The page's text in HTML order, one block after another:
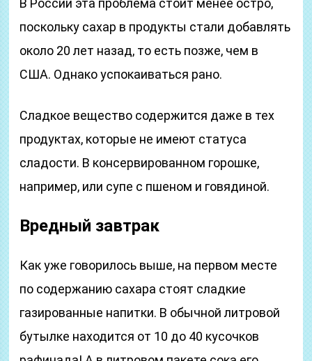
В России эта проблема стоит менее остро,
поскольку сахар в продукты стали добавлять
около 20 лет назад, то есть позже, чем в
США. Однако успокаиваться рано.
Cладкое вещество содержится даже в тех
продуктах, которые не имеют статуса
сладости. В консервированном горошке,
например, или супе с пшеном и говядиной.
Вредный завтрак
Как уже говорилось выше, на первом месте
по содержанию сахара стоят сладкие
газированные напитки. В обычной литровой
бутылке находится от 10 до 40 кусочков